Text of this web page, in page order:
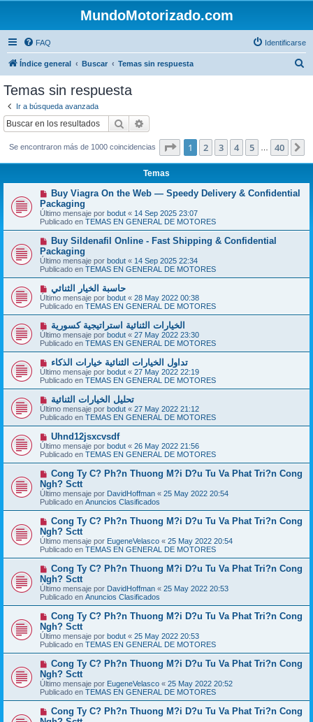
MundoMotorizado.com
FAQ Identificarse
Índice general Buscar Temas sin respuesta
Temas sin respuesta
Ir a búsqueda avanzada
Buscar
Se encontraron más de 1000 coincidencias Página de 40
1 2 3 4 5 40
Temas
N
e
v
o
m
n
s
a
Buy Viagra On the Web — Speedy Delivery & Confidential
Packaging
Último mensaje por bodut « 14 Sep 2025 23:07
Publicado en TEMAS EN GENERAL DE MOTORES
N
e
v
o
m
e
n
s
a
e
Buy Sildenafil Online - Fast Shipping & Confidential
Packaging
Último mensaje por bodut « 14 Sep 2025 22:34
Publicado en TEMAS EN GENERAL DE MOTORES
u
e
v
m
e
n
s
a
j
e
حاسبة الخيار الثنائي
Último mensaje por bodut « 28 May 2022 00:38
Publicado en TEMAS EN GENERAL DE MOTORES
N
u
e
v
m
e
n
s
a
j
e
الخيارات الثنائية استراتيجية كسورية
Último mensaje por bodut « 27 May 2022 23:30
Publicado en TEMAS EN GENERAL DE MOTORES
N
u
e
v
m
e
n
s
a
j
e
تداول الخيارات الثنائية خيارات الذكاء
Último mensaje por bodut « 27 May 2022 22:19
Publicado en TEMAS EN GENERAL DE MOTORES
N
u
e
v
o
m
e
n
s
a
j
e
تحليل الخيارات الثنائية
Último mensaje por bodut « 27 May 2022 21:12
Publicado en TEMAS EN GENERAL DE MOTORES
N
u
e
v
m
e
n
s
a
Uhnd12jsxcvsdf
Último mensaje por bodut « 26 May 2022 21:56
Publicado en TEMAS EN GENERAL DE MOTORES
N
e
v
o
m
e
n
s
a
e
Cong Ty C? Ph?n Thuong M?i D?u Tu Va Phat Tri?n Cong
Ngh? Sctt
Último mensaje por DavidHoffman « 25 May 2022 20:54
Publicado en Anuncios Clasificados
N
e
v
o
m
e
n
s
a
e
Cong Ty C? Ph?n Thuong M?i D?u Tu Va Phat Tri?n Cong
Ngh? Sctt
Último mensaje por EugeneVelasco « 25 May 2022 20:54
Publicado en TEMAS EN GENERAL DE MOTORES
N
e
v
o
m
e
n
s
a
e
Cong Ty C? Ph?n Thuong M?i D?u Tu Va Phat Tri?n Cong
Ngh? Sctt
Último mensaje por DavidHoffman « 25 May 2022 20:53
Publicado en Anuncios Clasificados
N
e
v
o
m
e
n
s
a
e
Cong Ty C? Ph?n Thuong M?i D?u Tu Va Phat Tri?n Cong
Ngh? Sctt
Último mensaje por bodut « 25 May 2022 20:53
Publicado en TEMAS EN GENERAL DE MOTORES
N
e
v
o
m
e
n
Cong Ty C? Ph?n Thuong M?i D?u Tu Va Phat Tri?n Cong
Ngh? Sctt
Último mensaje por EugeneVelasco « 25 May 2022 20:52
Publicado en TEMAS EN GENERAL DE MOTORES
NCong Ty C? Ph?n Thuong M?i D?u Tu Va Phat Tri?n Cong